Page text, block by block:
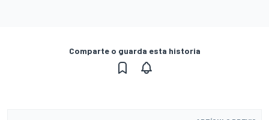
Comparte o guarda esta historia